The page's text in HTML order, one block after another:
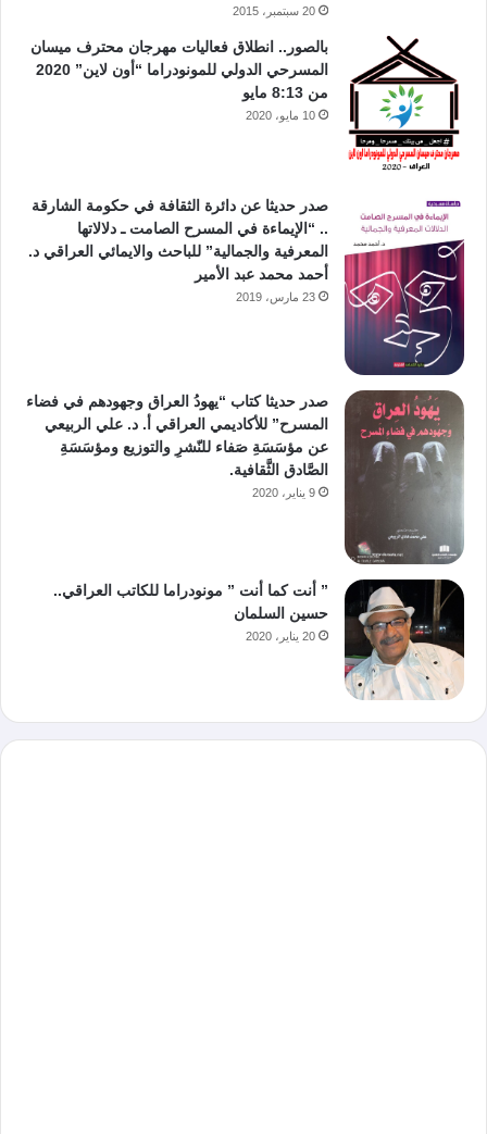
20 سبتمبر، 2015
بالصور.. انطلاق فعاليات مهرجان محترف ميسان
المسرحي الدولي للمونودراما “أون لاين” 2020
من 8:13 مايو
10 مايو، 2020
صدر حديثا عن دائرة الثقافة في حكومة الشارقة
.. “الإيماءة في المسرح الصامت ـ دلالاتها
المعرفية والجمالية” للباحث والايمائي العراقي د.
أحمد محمد عبد الأمير
23 مارس، 2019
صدر حديثا كتاب “يهودُ العراق وجهودهم في فضاء
المسرح” للأكاديمي العراقي أ. د. علي الربيعي
عن مؤسَسَةِ صَفاء للنّشرِ والتوزيع ومؤسَسَةِ
الصَّادق الثَّقافية.
9 يناير، 2020
” أنت كما أنت ” مونودراما للكاتب العراقي..
حسين السلمان
20 يناير، 2020